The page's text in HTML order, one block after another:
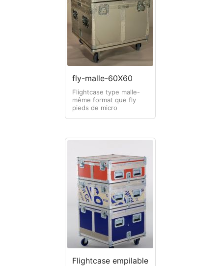
fly-malle-60X60
Flightcase type malle-
même format que fly
pieds de micro
Flightcase empilable